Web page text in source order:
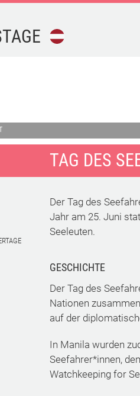
TAG DES
Der Tag des
Jahr am 25. Juni
Seeleuten.
GESCHICHTE
Der Tag des
Nationen
auf der
In Manila wurden
Seefahrer*innen,
Watchkeeping for